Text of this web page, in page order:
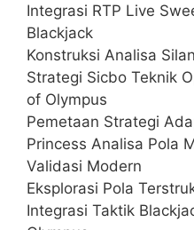
Integrasi RTP Live
Blackjack
Konstruksi Analisa
Strategi Sicbo Teknik
of Olympus
Pemetaan Strategi
Princess Analisa Pola
Validasi Modern
Eksplorasi Pola
Integrasi Taktik